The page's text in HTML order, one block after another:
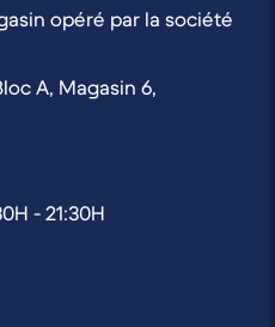
opéré par la société
A, Magasin 6,
- 21:30H